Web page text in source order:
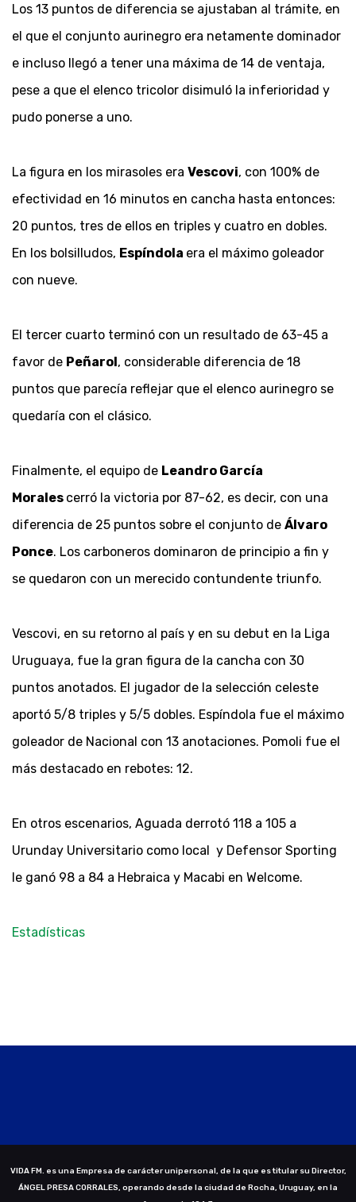
Los 13 puntos de diferencia se ajustaban al trámite, en
el que el conjunto aurinegro era netamente dominador
e incluso llegó a tener una máxima de 14 de ventaja,
pese a que el elenco tricolor disimuló la inferioridad y
pudo ponerse a uno.
La figura en los mirasoles era Vescovi, con 100% de
efectividad en 16 minutos en cancha hasta entonces:
20 puntos, tres de ellos en triples y cuatro en dobles.
En los bolsilludos, Espíndola era el máximo goleador
con nueve.
El tercer cuarto terminó con un resultado de 63-45 a
favor de Peñarol, considerable diferencia de 18
puntos que parecía reflejar que el elenco aurinegro se
quedaría con el clásico.
Finalmente, el equipo de Leandro García
Morales cerró la victoria por 87-62, es decir, con una
diferencia de 25 puntos sobre el conjunto de Álvaro
Ponce. Los carboneros dominaron de principio a fin y
se quedaron con un merecido contundente triunfo.
Vescovi, en su retorno al país y en su debut en la Liga
Uruguaya, fue la gran figura de la cancha con 30
puntos anotados. El jugador de la selección celeste
aportó 5/8 triples y 5/5 dobles. Espíndola fue el máximo
goleador de Nacional con 13 anotaciones. Pomoli fue el
más destacado en rebotes: 12.
En otros escenarios, Aguada derrotó 118 a 105 a
Urunday Universitario como local y Defensor Sporting
le ganó 98 a 84 a Hebraica y Macabi en Welcome.
Estadísticas
VIDA FM. es una Empresa de carácter unipersonal, de la que es titular su Director,
ÁNGEL PRESA CORRALES, operando desde la ciudad de Rocha, Uruguay, en la